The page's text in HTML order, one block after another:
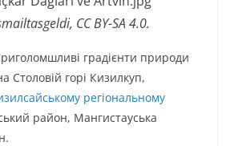
CC BY-SA 4.0.
градієнти природи
Столовій горі Кизилкуп,
регіональному
район, Мангистауська